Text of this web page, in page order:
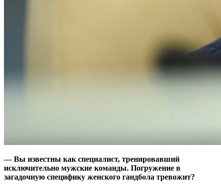
— Вы известны как специалист, тренировавший
исключительно мужские команды. Погружение в
загадочную специфику женского гандбола тревожит?